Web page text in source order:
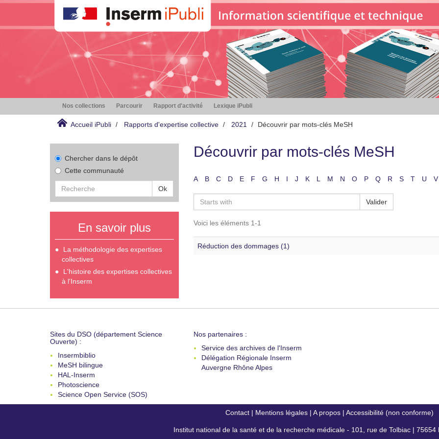
Nos collections Parcourir Rapport d'activité Lexique iPubli
Accueil iPubli Rapports d'expertise collective 2021 Découvrir par mots-clés MeSH
Chercher dans le dépôt
Cette communauté
Ok
En savoir plus
La méthodologie des expertises
collectives
L'histoire des expertises collectives
à l'Inserm
Découvrir par mots-clés MeSH
A B C D E F G H I J K L M N O P Q R S T U V
Valider
Voici les éléments 1-1
Réduction des dommages (1)
Sites du DSO (département Science
Ouverte) :
Insermbiblio
MeSH bilingue
HAL-Inserm
Photoscience
Science Open Service (SOS)
Nos partenaires :
Service des archives de l'Inserm
Délégation Régionale Inserm
Auvergne Rhône Alpes
Contact| Mentions légales| A propos| Accessibilité (non conforme)
Institut national de la santé et de la recherche médicale - 101, rue de Tolbiac | 75654